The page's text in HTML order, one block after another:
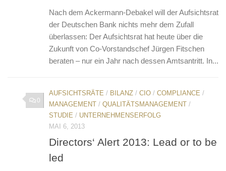
Nach dem Ackermann-Debakel will der Aufsichtsrat
der Deutschen Bank nichts mehr dem Zufall
überlassen: Der Aufsichtsrat hat heute über die
Zukunft von Co-Vorstandschef Jürgen Fitschen
beraten – nur ein Jahr nach dessen Amtsantritt. In...
0
AUFSICHTSRÄTE / BILANZ / CIO / COMPLIANCE /
MANAGEMENT / QUALITÄTSMANAGEMENT /
STUDIE / UNTERNEHMENSERFOLG
MAI 6, 2013
Directors‘ Alert 2013: Lead or to be
led